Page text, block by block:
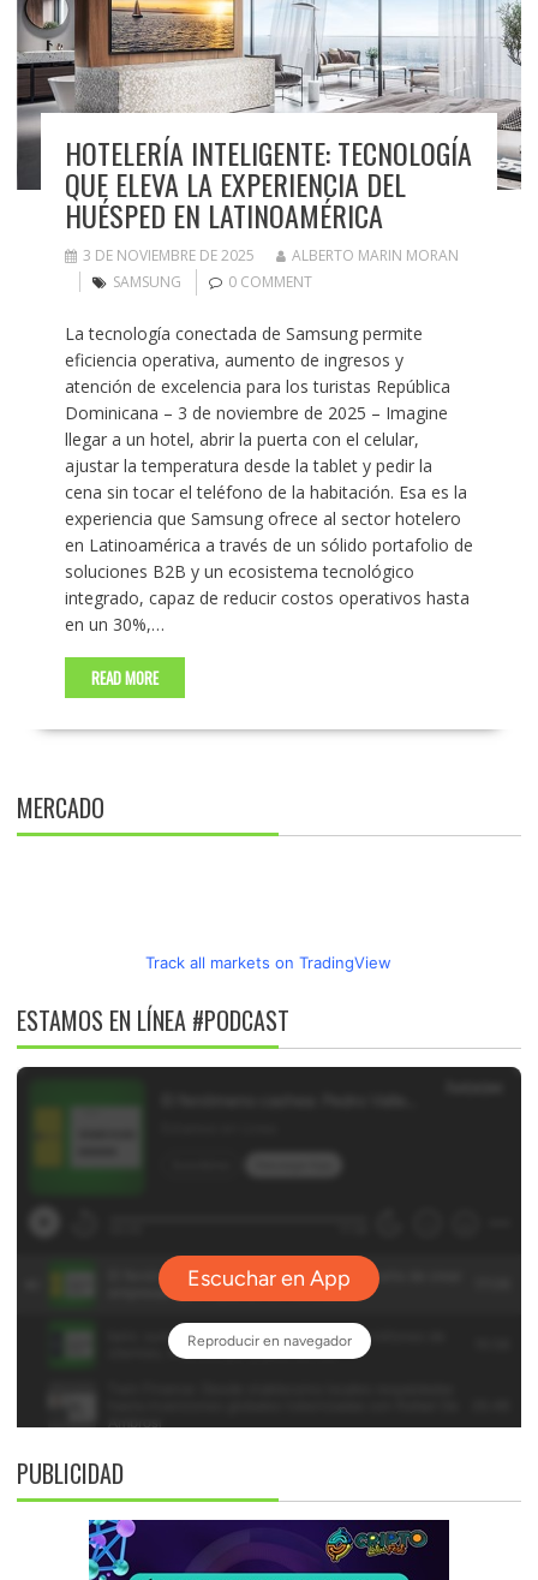
HOTELERÍA INTELIGENTE: TECNOLOGÍA
QUE ELEVA LA EXPERIENCIA DEL
HUÉSPED EN LATINOAMÉRICA
3 DE NOVIEMBRE DE 2025
ALBERTO MARIN MORAN
SAMSUNG
0 COMMENT
La tecnología conectada de Samsung permite
eficiencia operativa, aumento de ingresos y
atención de excelencia para los turistas República
Dominicana – 3 de noviembre de 2025 – Imagine
llegar a un hotel, abrir la puerta con el celular,
ajustar la temperatura desde la tablet y pedir la
cena sin tocar el teléfono de la habitación. Esa es la
experiencia que Samsung ofrece al sector hotelero
en Latinoamérica a través de un sólido portafolio de
soluciones B2B y un ecosistema tecnológico
integrado, capaz de reducir costos operativos hasta
en un 30%,…
READ MORE
MERCADO
Track all markets on TradingView
ESTAMOS EN LÍNEA #PODCAST
PUBLICIDAD